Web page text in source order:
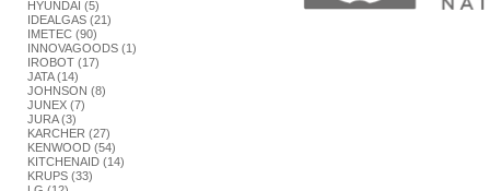
HYUNDAI (5)
IDEALGAS (21)
IMETEC (90)
INNOVAGOODS (1)
IROBOT (17)
JATA (14)
JOHNSON (8)
JUNEX (7)
JURA (3)
KARCHER (27)
KENWOOD (54)
KITCHENAID (14)
KRUPS (33)